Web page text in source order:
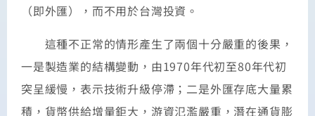
（即外匯），而不用於台灣投資。
這種不正常的情形產生了兩個十分嚴重的後果，
一是製造業的結構變動，由1970年代初至80年代初
突呈緩慢，表示技術升級停滯；二是外匯存底大量累
積，貨幣供給增量鉅大，游資氾濫嚴重，潛在通貨膨